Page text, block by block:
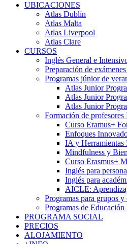
UBICACIONES
Atlas Dublín
Atlas Malta
Atlas Liverpool
Atlas Clare
CURSOS
Inglés General e
Preparación de
Programas júnior de
Atlas Junior
Atlas Junior
Atlas Junior
Formación de profesores
Curso Eramus+
Enfoques
IA y Herramientas
Mindfulness y
Curso Erasmus+
Inglés para
Inglés para
AICLE:
Programas para grupos y
Programas de
PROGRAMA SOCIAL
PRECIOS
ALOJAMIENTO